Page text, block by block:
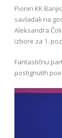
Pioniri KK
savladali na
Aleksandra
izbore za 1.
Fantastičnu
postignutih